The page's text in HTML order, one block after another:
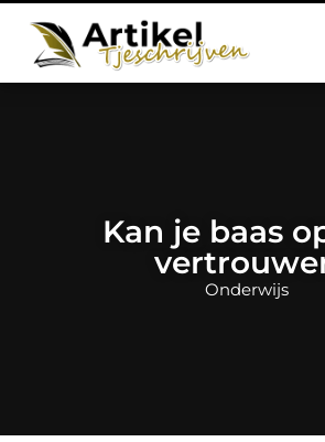
Kan je baas
Onderwijs